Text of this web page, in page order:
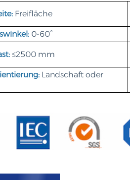
Freifläche
0-60°
≤2500 mm
Landschaft oder